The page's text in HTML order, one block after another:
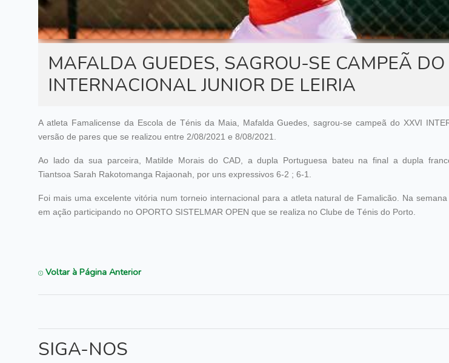
ATUALIDADE
MAFALDA GUEDES, SAGROU-SE CAMPEÃ
INTERNACIONAL JUNIOR DE LEIRIA
A atleta Famalicense da Escola de Ténis da Maia, Mafalda Guedes, sagrou-se campeã do XXVI
versão de pares que se realizou entre 2/08/2021 e 8/08/2021.
Ao lado da sua parceira, Matilde Morais do CAD, a dupla Portuguesa bateu na final a dupla
Tiantsoa Sarah Rakotomanga Rajaonah, por uns expressivos 6-2 ; 6-1.
Foi mais uma excelente vitória num torneio internacional para a atleta natural de Famalicão. Na
em ação participando no OPORTO SISTELMAR OPEN que se realiza no Clube de Ténis do Porto.
Voltar à Página Anterior
SIGA-NOS